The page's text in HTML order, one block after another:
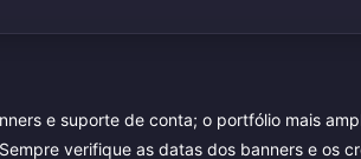
e suporte de conta; o portfólio mais
verifique as datas dos banners e os